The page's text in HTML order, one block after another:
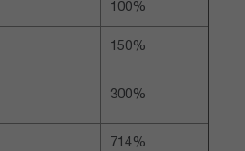
100%
150%
300%
714%